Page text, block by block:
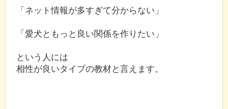
「ネット情報が多すぎて分からない」
「愛犬ともっと良い関係を作りたい」
という人には
相性が良いタイプの教材と言えます。